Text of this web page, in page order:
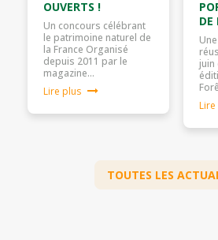
OUVERTS !
Un concours célébrant
le patrimoine naturel de
la France Organisé
depuis 2011 par le
magazine…
Lire plus
DE
juin
TOUTES LES